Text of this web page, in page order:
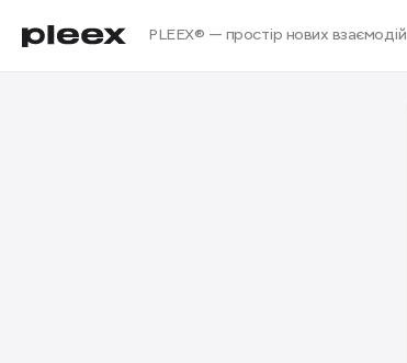
PLEEX® — простір нових взаємодій